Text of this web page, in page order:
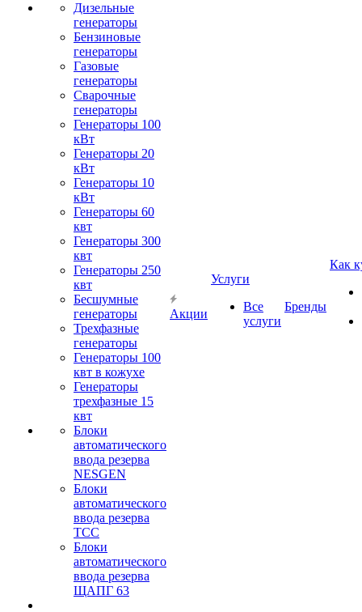
Дизельные
генераторы
Бензиновые
генераторы
Газовые
генераторы
Сварочные
генераторы
Генераторы 100
кВт
Генераторы 20
кВт
Генераторы 10
кВт
Генераторы 60
квт
Генераторы 300
квт
Генераторы 250
квт
Бесшумные
генераторы
Трехфазные
генераторы
Генераторы 100
квт в кожухе
Генераторы
трехфазные 15
квт
Блоки
автоматического
ввода резерва
NESGEN
Блоки
автоматического
ввода резерва
ТСС
Блоки
автоматического
ввода резерва
ЩАПГ 63
Акции
Услуги
Все
услуги
Бренды
Как